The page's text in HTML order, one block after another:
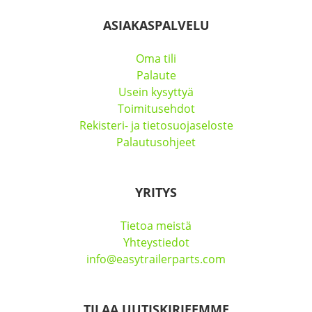
ASIAKASPALVELU
Oma tili
Palaute
Usein kysyttyä
Toimitusehdot
Rekisteri- ja tietosuojaseloste
Palautusohjeet
YRITYS
Tietoa meistä
Yhteystiedot
info@easytrailerparts.com